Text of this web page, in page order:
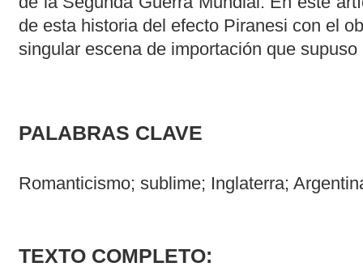
de esta historia del efecto Piranesi con el
singular escena de importación que
PALABRAS CLAVE
Romanticismo; sublime; Inglaterra;
TEXTO COMPLETO: